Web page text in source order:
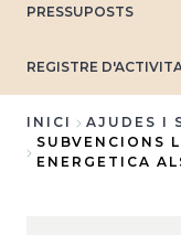
PRESSUPOSTS
REGISTRE
Fil
INICI
AJUDES I
SUBVENCIONS
ENERGETICA